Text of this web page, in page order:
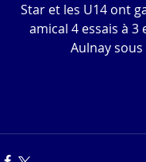
Star et les U14 ont
amical 4 essais à 3
Aulnay sous